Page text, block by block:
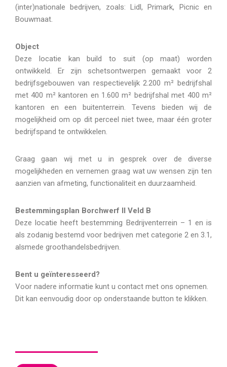
(inter)nationale bedrijven, zoals: Lidl, Primark, Picnic en
Bouwmaat.
Object
Deze locatie kan build to suit (op maat) worden
ontwikkeld. Er zijn schetsontwerpen gemaakt voor 2
bedrijfsgebouwen van respectievelijk 2.200 m² bedrijfshal
met 400 m² kantoren en 1.600 m² bedrijfshal met 400 m²
kantoren en een buitenterrein. Tevens bieden wij de
mogelijkheid om op dit perceel niet twee, maar één groter
bedrijfspand te ontwikkelen.
Graag gaan wij met u in gesprek over de diverse
mogelijkheden en vernemen graag wat uw wensen zijn ten
aanzien van afmeting, functionaliteit en duurzaamheid.
Bestemmingsplan Borchwerf II Veld B
Deze locatie heeft bestemming Bedrijventerrein – 1 en is
als zodanig bestemd voor bedrijven met categorie 2 en 3.1,
alsmede groothandelsbedrijven.
Bent u geïnteresseerd?
Voor nadere informatie kunt u contact met ons opnemen.
Dit kan eenvoudig door op onderstaande button te klikken.